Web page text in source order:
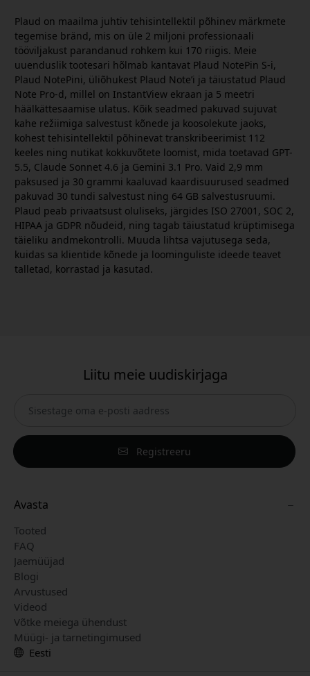
Plaud on maailma juhtiv tehisintellektil põhinev märkmete
tegemise bränd, mis on üle 2 miljoni professionaali
tööviljakust parandanud rohkem kui 170 riigis. Meie
uuenduslik tootesari hõlmab kantavat Plaud NotePin S-i,
Plaud NotePini, üliõhukest Plaud Note’i ja täiustatud Plaud
Note Pro-d, millel on InstantView ekraan ja 5 meetri
häälkättesaamise ulatus. Kõik seadmed pakuvad sujuvat
kahe režiimiga salvestust kõnede ja koosolekute jaoks,
kohest tehisintellektil põhinevat transkribeerimist 112
keeles ning nutikat kokkuvõtete loomist, mida toetavad GPT-
5.5, Claude Sonnet 4.6 ja Gemini 3.1 Pro. Vaid 2,9 mm
paksused ja 30 grammi kaaluvad kaardisuurused seadmed
pakuvad 30 tundi salvestust ning 64 GB salvestusruumi.
Plaud peab privaatsust oluliseks, järgides ISO 27001, SOC 2,
HIPAA ja GDPR nõudeid, ning tagab täiustatud krüptimisega
täieliku andmekontrolli. Muuda lihtsa vajutusega seda,
kuidas sa klientide kõnede ja loominguliste ideede teavet
talletad, korrastad ja kasutad.
Liitu meie uudiskirjaga
Registreeru
Avasta
Tooted
FAQ
Jaemüüjad
Blogi
Arvustused
Videod
Võtke meiega ühendust
Müügi- ja tarnetingimused
Eesti